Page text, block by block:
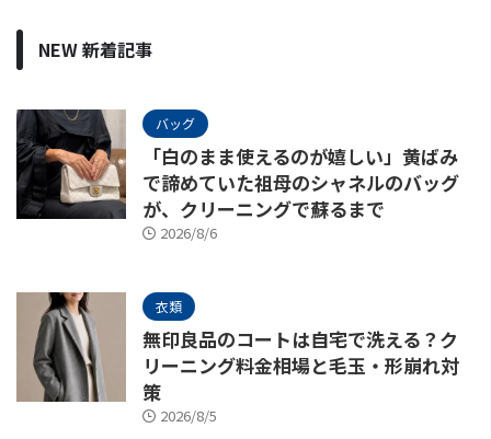
NEW 新着記事
バッグ
「白のまま使えるのが嬉しい」黄ばみ
で諦めていた祖母のシャネルのバッグ
が、クリーニングで蘇るまで
2026/8/6
衣類
無印良品のコートは自宅で洗える？ク
リーニング料金相場と毛玉・形崩れ対
策
2026/8/5